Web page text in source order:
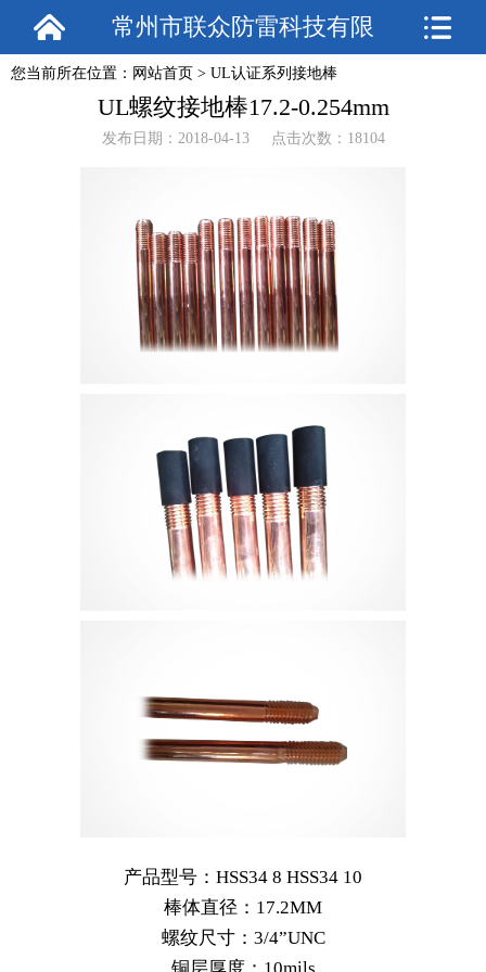
常州市联众防雷科技有限
公司
您当前所在位置： 网站首页 > UL认证系列接地棒
UL螺纹接地棒17.2-0.254mm
发布日期：2018-04-13 点击次数：18104
产品型号：HSS34 8 HSS34 10
棒体直径：17.2MM
螺纹尺寸：3/4”UNC
铜层厚度：10mils